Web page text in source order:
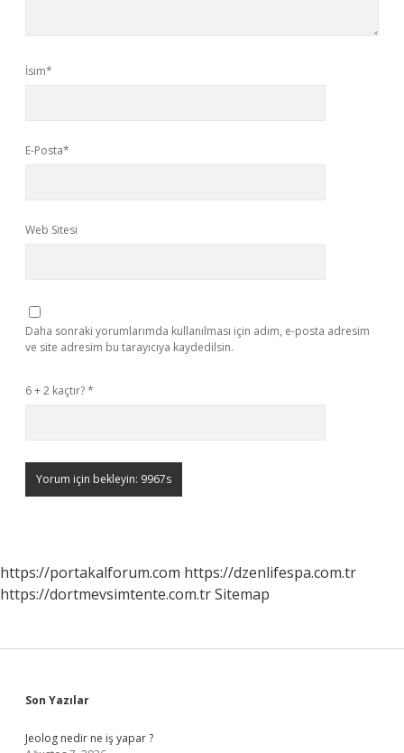
İsim*
E-Posta*
Web Sitesi
Daha sonraki yorumlarımda kullanılması için adım, e-posta adresim
ve site adresim bu tarayıcıya kaydedilsin.
6 + 2 kaçtır?*
https://portakalforum.com https://dzenlifespa.com.tr
https://dortmevsimtente.com.trSitemap
Sidebar
Son Yazılar
Jeolog nedir ne iş yapar ?